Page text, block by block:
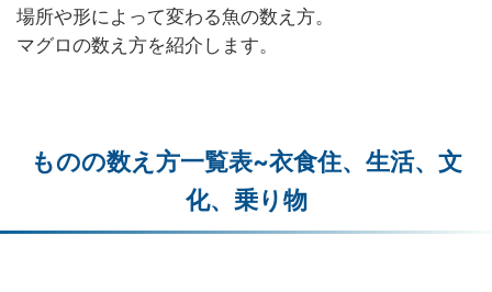
場所や形によって変わる魚の数え方。
マグロの数え方を紹介します。
ものの数え方一覧表~衣食住、生活、文
化、乗り物